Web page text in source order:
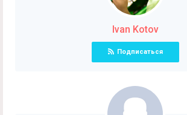
Ivan Kotov
Подписаться